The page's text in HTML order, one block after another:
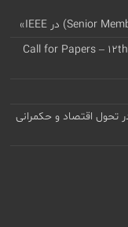
Call for Papers –
اقتصاد و حکمرانی